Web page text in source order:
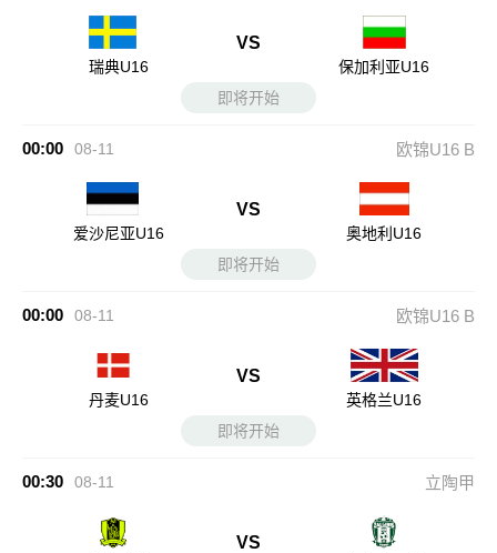
瑞典U16
VS
保加利亚U16
即将开始
00:00 08-11 欧锦U16 B
爱沙尼亚U16
VS
奥地利U16
即将开始
00:00 08-11 欧锦U16 B
丹麦U16
VS
英格兰U16
即将开始
00:30 08-11 立陶甲
VS